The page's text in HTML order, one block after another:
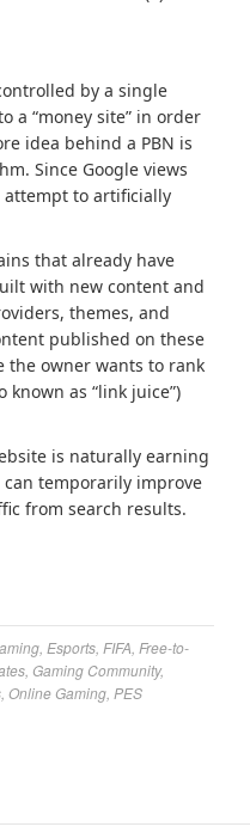
by a single
a “money site” in order
idea behind a PBN is
Since Google views
attempt to artificially
that already have
with new content and
themes, and
published on these
the owner wants to rank
as “link juice”)
is naturally earning
temporarily improve
from search results.
Esports FIFA Free-to-
Gaming Community,
Online Gaming PES